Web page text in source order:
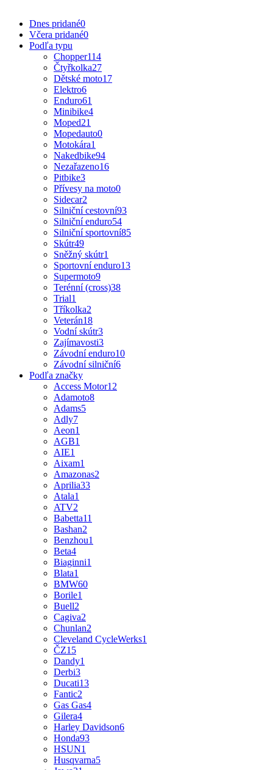
Dnes pridané0
Včera pridané0
Podľa typu
Chopper114
Čtyřkolka27
Dětské moto17
Elektro6
Enduro61
Minibike4
Moped21
Mopedauto0
Motokára1
Nakedbike94
Nezařazeno16
Pitbike3
Přívesy na moto0
Sidecar2
Silniční cestovní93
Silniční enduro54
Silniční sportovní85
Skútr49
Sněžný skútr1
Sportovní enduro13
Supermoto9
Terénní (cross)38
Trial1
Tříkolka2
Veterán18
Vodní skútr3
Zajímavosti3
Závodní enduro10
Závodní silniční6
Podľa značky
Access Motor12
Adamoto8
Adams5
Adly7
Aeon1
AGB1
AIE1
Aixam1
Amazonas2
Aprilia33
Atala1
ATV2
Babetta11
Bashan2
Benzhou1
Beta4
Biaginni1
Blata1
BMW60
Borile1
Buell2
Cagiva2
Chunlan2
Cleveland CycleWerks1
ČZ15
Dandy1
Derbi3
Ducati13
Fantic2
Gas Gas4
Gilera4
Harley Davidson6
Honda93
HSUN1
Husqvarna5